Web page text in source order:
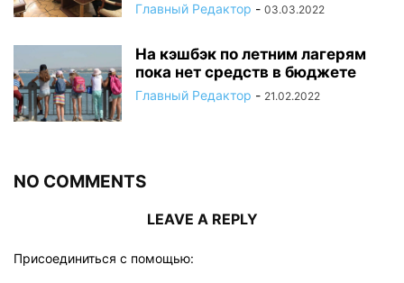
Главный Редактор - 03.03.2022
На кэшбэк по летним лагерям
пока нет средств в бюджете
Главный Редактор - 21.02.2022
NO COMMENTS
LEAVE A REPLY
Присоединиться с помощью: